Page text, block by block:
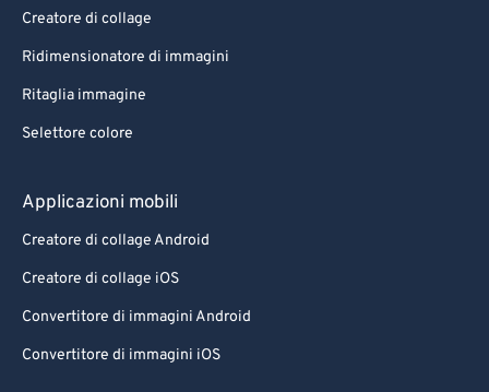
Creatore di collage
Ridimensionatore di immagini
Ritaglia immagine
Selettore colore
Applicazioni mobili
Creatore di collage Android
Creatore di collage iOS
Convertitore di immagini Android
Convertitore di immagini iOS